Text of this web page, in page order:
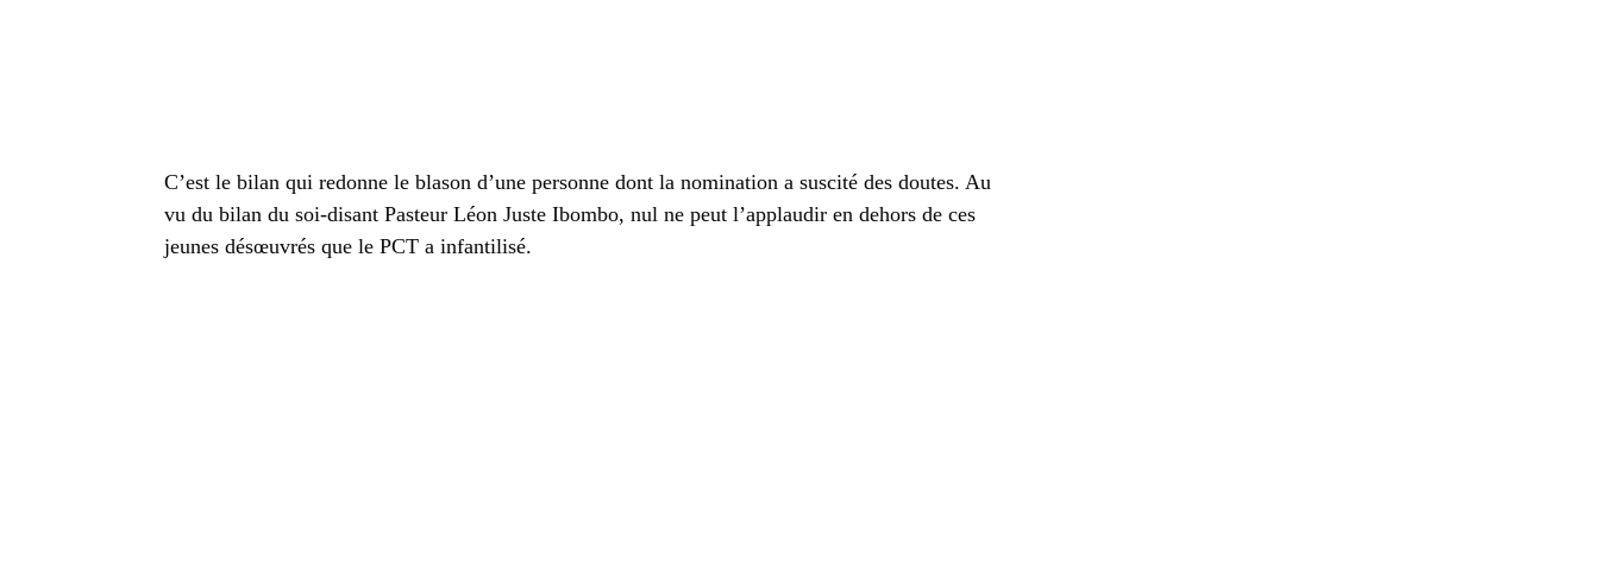
C’est le bilan qui redonne le blason d’une personne dont la nomination a suscité des doutes. Au
vu du bilan du soi-disant Pasteur Léon Juste Ibombo, nul ne peut l’applaudir en dehors de ces
jeunes désœuvrés que le PCT a infantilisé.